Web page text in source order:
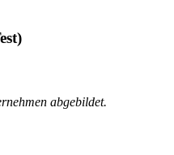
abgebildet.